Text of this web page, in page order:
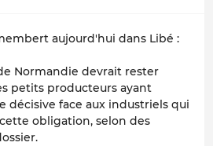
aujourd'hui dans Libé :
Normandie devrait rester
petits producteurs ayant
décisive face aux industriels qui
obligation, selon des